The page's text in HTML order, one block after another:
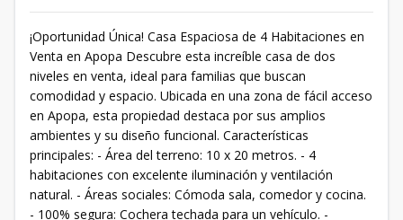
¡Oportunidad Única! Casa Espaciosa de 4 Habitaciones en
Venta en Apopa Descubre esta increíble casa de dos
niveles en venta, ideal para familias que buscan
comodidad y espacio. Ubicada en una zona de fácil acceso
en Apopa, esta propiedad destaca por sus amplios
ambientes y su diseño funcional. Características
principales: - Área del terreno: 10 x 20 metros. - 4
habitaciones con excelente iluminación y ventilación
natural. - Áreas sociales: Cómoda sala, comedor y cocina.
- 100% segura: Cochera techada para un vehículo. -